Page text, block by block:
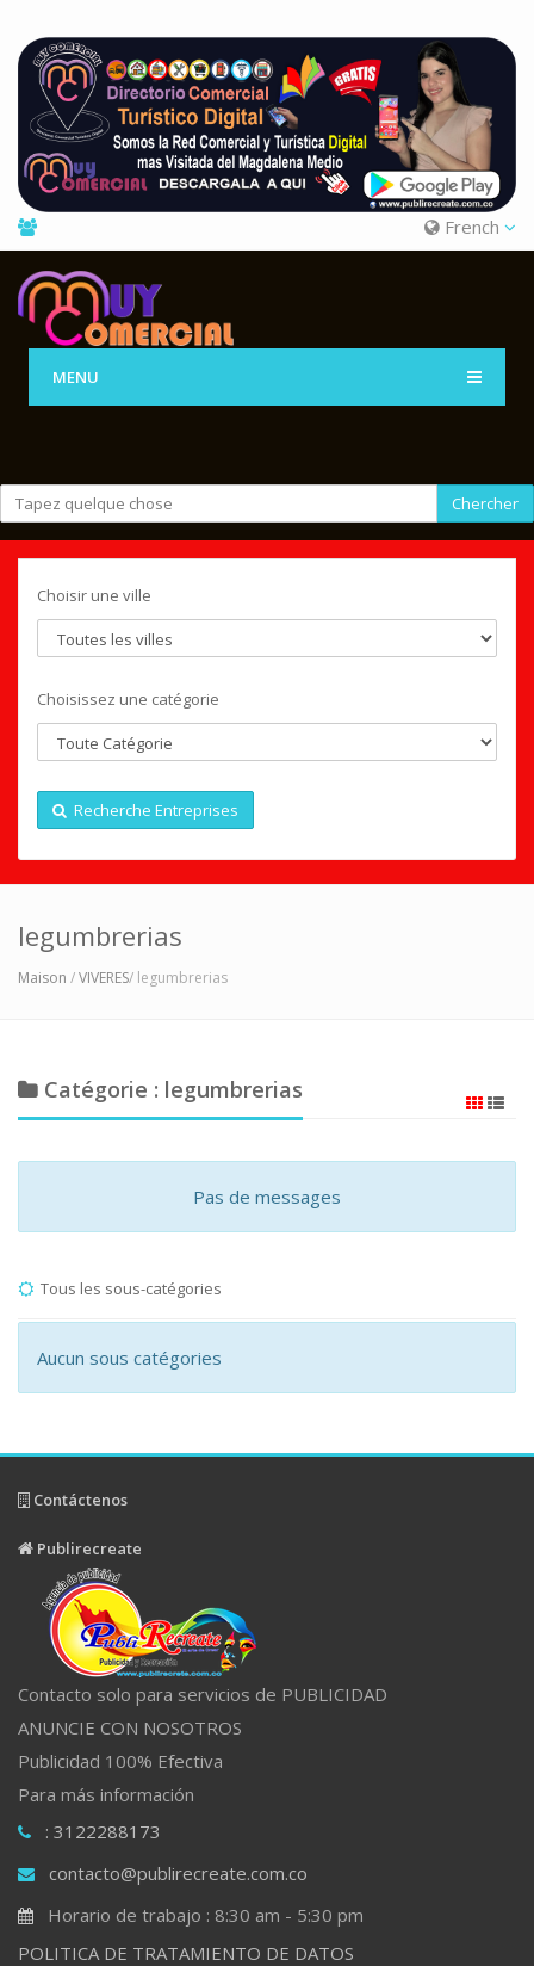
French
MENU
Chercher
Choisir une ville
Choisissez une catégorie
Recherche Entreprises
legumbrerias
Maison /VIVERES/ legumbrerias
Catégorie : legumbrerias
Pas de messages
Tous les sous-catégories
Aucun sous catégories
Contáctenos
Publirecreate
Contacto solo para servicios de PUBLICIDAD
ANUNCIE CON NOSOTROS
Publicidad 100% Efectiva
Para más información
: 3122288173
contacto@publirecreate.com.co
Horario de trabajo : 8:30 am - 5:30 pm
POLITICA DE TRATAMIENTO DE DATOS